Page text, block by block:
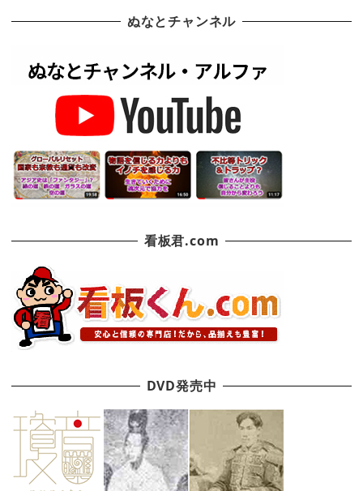
ぬなとチャンネル
看板君.com
DVD発売中